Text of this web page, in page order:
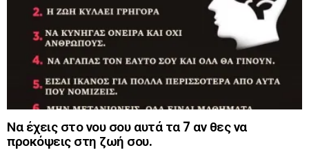
Να έχεις στο νου σου αυτά τα 7 αν θες να
προκόψεις στη ζωή σου.